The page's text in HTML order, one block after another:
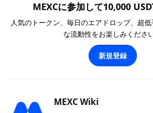
MEXCに参加して10,000
人気のトークン、毎日のエアドロップ、超
な流動性をお楽しみくださ
新規登録
MEXC Wiki